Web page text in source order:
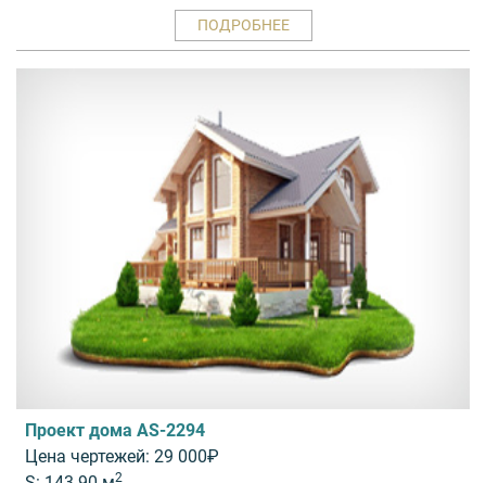
ПОДРОБНЕЕ
Проект дома AS-2294
Цена чертежей: 29 000₽
2